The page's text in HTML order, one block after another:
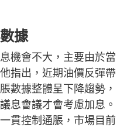
據
機會不大，主要由於當
指出，近期油價反彈帶
數據整體呈下降趨勢，
息會議才會考慮加息。
貫控制通脹，市場目前